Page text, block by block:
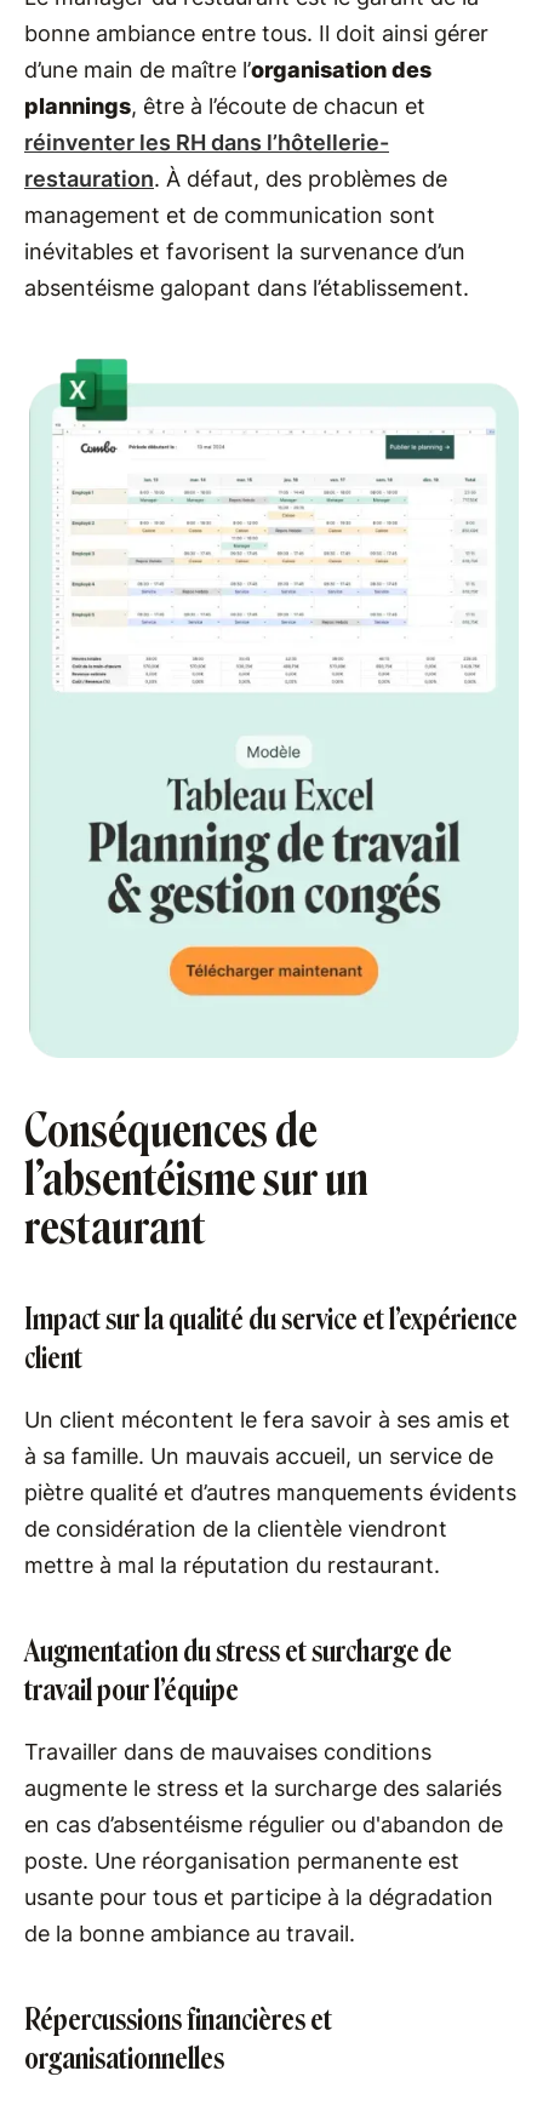
bonne ambiance entre tous. Il doit ainsi gérer
d’une main de maître l’organisation des
plannings, être à l’écoute de chacun et
réinventer les RH dans l’hôtellerie-
restauration. À défaut, des problèmes de
management et de communication sont
inévitables et favorisent la survenance d’un
absentéisme galopant dans l’établissement.
Conséquences de
l’absentéisme sur un
restaurant
Impact sur la qualité du service et l’expérience
client
Un client mécontent le fera savoir à ses amis et
à sa famille. Un mauvais accueil, un service de
piètre qualité et d’autres manquements évidents
de considération de la clientèle viendront
mettre à mal la réputation du restaurant.
Augmentation du stress et surcharge de
travail pour l’équipe
Travailler dans de mauvaises conditions
augmente le stress et la surcharge des salariés
en cas d’absentéisme régulier ou d'abandon de
poste. Une réorganisation permanente est
usante pour tous et participe à la dégradation
de la bonne ambiance au travail.
Répercussions financières et
organisationnelles